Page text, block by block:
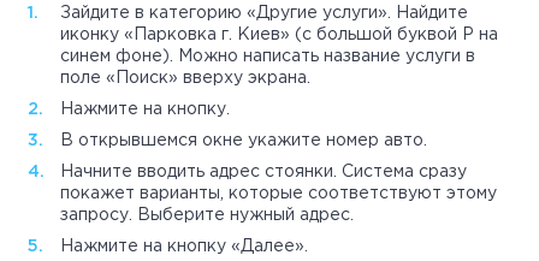
Зайдите в категорию «Другие услуги». Найдите
иконку «Парковка г. Киев» (с большой буквой Р на
синем фоне). Можно написать название услуги в
поле «Поиск» вверху экрана.
Нажмите на кнопку.
В открывшемся окне укажите номер авто.
Начните вводить адрес стоянки. Система сразу
покажет варианты, которые соответствуют этому
запросу. Выберите нужный адрес.
Нажмите на кнопку «Далее».